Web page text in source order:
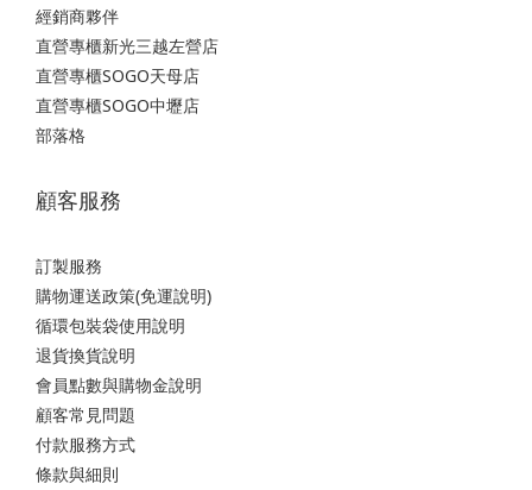
經銷商夥伴
直營專櫃新光三越左營店
直營專櫃SOGO天母店
直營專櫃SOGO中壢店
部落格
顧客服務
訂製服務
購物運送政策(免運說明)
循環包裝袋使用說明
退貨換貨說明
會員點數與購物金說明
顧客常見問題
付款服務方式
條款與細則